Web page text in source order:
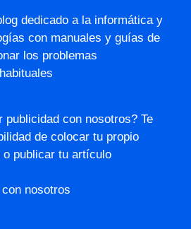
dedicado a la informática y
con manuales y guías de
los problemas
publicidad con nosotros? Te
de colocar tu propio
o publicar tu artículo
nosotros